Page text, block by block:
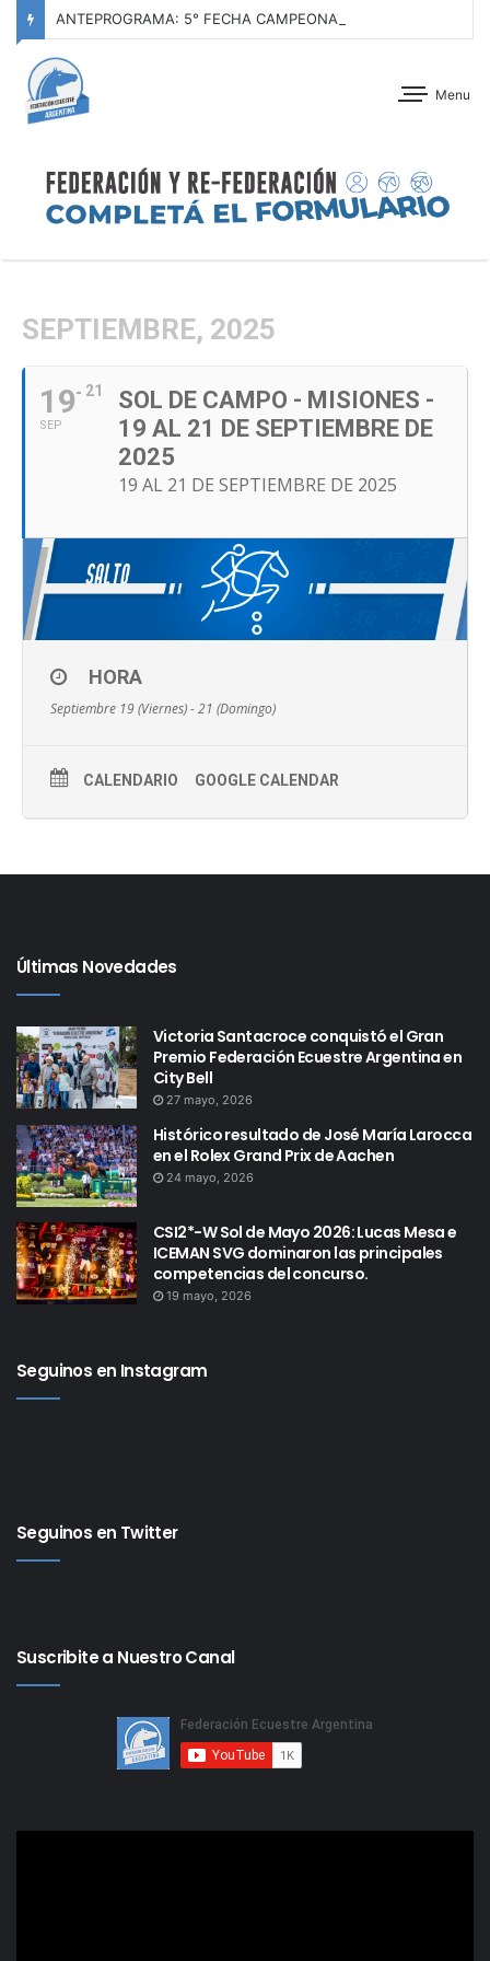
Menu
SEPTIEMBRE, 2025
19
SEP
21
SOL DE CAMPO - MISIONES -
19 AL 21 DE SEPTIEMBRE DE
2025
19 AL 21 DE SEPTIEMBRE DE 2025
HORA
Septiembre 19 (Viernes) - 21 (Domingo)
CALENDARIO GOOGLE CALENDAR
Últimas Novedades
Victoria Santacroce conquistó el Gran
Premio Federación Ecuestre Argentina en
City Bell
27 mayo, 2026
Histórico resultado de José María Larocca
en el Rolex Grand Prix de Aachen
24 mayo, 2026
CSI2*-W Sol de Mayo 2026: Lucas Mesa e
ICEMAN SVG dominaron las principales
competencias del concurso.
19 mayo, 2026
Seguinos en Instagram
Seguinos en Twitter
Suscribite a Nuestro Canal